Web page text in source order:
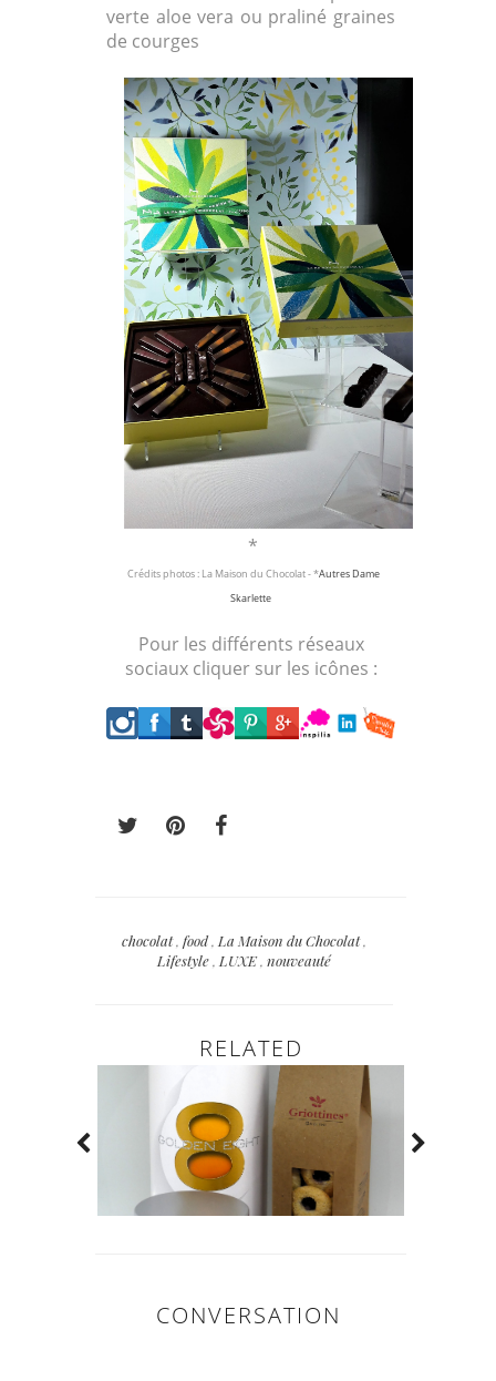
verte aloe vera ou praliné graines
de courges
*
Crédits photos : La Maison du Chocolat - *Autres Dame
Skarlette
Pour les différents réseaux
sociaux cliquer sur les icônes :
chocolat, food, La Maison du Chocolat,
Lifestyle, LUXE, nouveauté
RELATED
CONVERSATION